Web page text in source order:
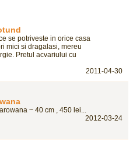
se potriveste in orice casa
mici si dragalasi, mereu
Pretul acvariului cu
2011-04-30
~ 40 cm , 450 lei...
2012-03-24